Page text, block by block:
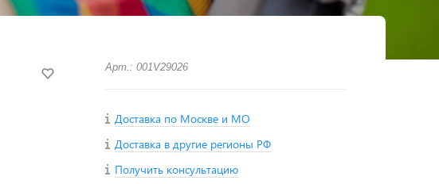
Арт.: 001V29026
Доставка по Москве и МО
Доставка в другие регионы РФ
Получить консультацию